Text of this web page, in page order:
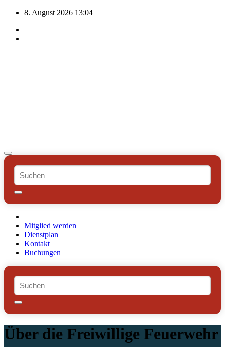
Zum
springen
8. August 2026 13:04
Mitglied werden
Dienstplan
Kontakt
Buchungen
Über die Freiwillige Feuerwehr